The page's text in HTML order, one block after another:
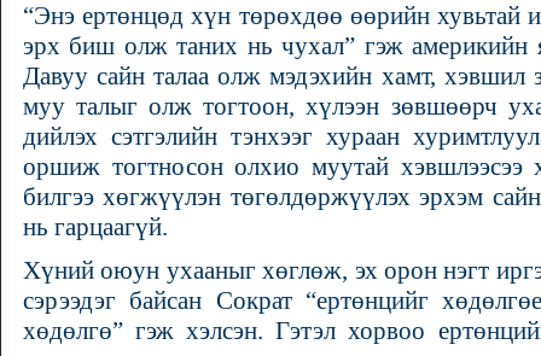
“Энэ ертөнцөд хүн төрөхдөө өөрийн хувьтай
эрх биш олж таних нь чухал” гэж
Давуу сайн талаа олж мэдэхийн хамт, хэвшил
муу талыг олж тогтоон, хүлээн зөвшөөрч
дийлэх сэтгэлийн тэнхээг хураан
оршиж тогтносон олхио муутай хэвшлээсээ
билгээ хөгжүүлэн төгөлдөржүүлэх эрхэм
нь гарцаагүй.
Хүний оюун ухааныг хөглөж, эх орон нэгт
сэрээдэг байсан Сократ “ертөнцийг
хөдөлгө” гэж хэлсэн. Гэтэл хорвоо